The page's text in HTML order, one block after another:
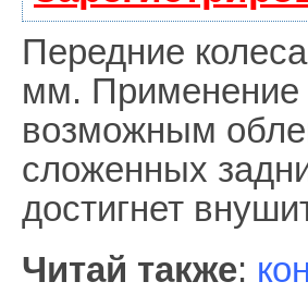
Передние
мм. Применение
возможным
сложенных
достигнет
Читай также: